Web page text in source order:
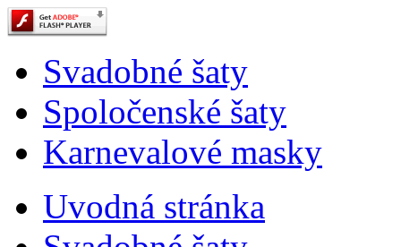
Svadobné šaty
Spoločenské šaty
Karnevalové masky
Uvodná stránka